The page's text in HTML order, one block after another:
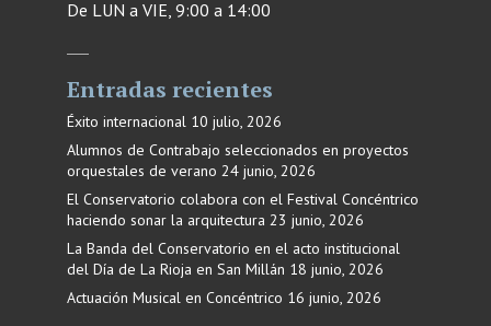
De LUN a VIE, 9:00 a 14:00
Entradas recientes
Éxito internacional 10 julio, 2026
Alumnos de Contrabajo seleccionados en proyectos
orquestales de verano 24 junio, 2026
El Conservatorio colabora con el Festival Concéntrico
haciendo sonar la arquitectura 23 junio, 2026
La Banda del Conservatorio en el acto institucional
del Día de La Rioja en San Millán 18 junio, 2026
Actuación Musical en Concéntrico 16 junio, 2026